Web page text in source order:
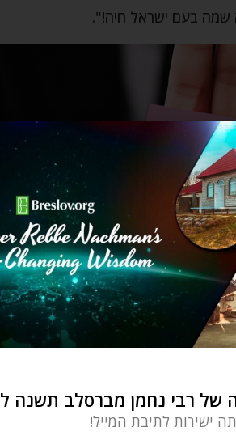
שמה בעם ישראל חיה!".
את הבשורה.
של רבי נחמן מברסלב תשנה
ישירות לתיבת המייל!